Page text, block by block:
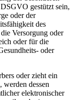
gestützt sein,
oder der
des
Versorgung oder
oder für die
oder
oder zieht ein
dessen
elektronischer